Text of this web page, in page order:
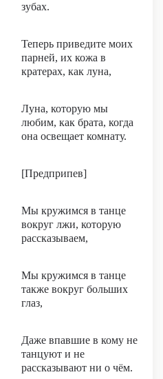
зубах.
Теперь приведите моих
парней, их кожа в
кратерах, как луна,
Луна, которую мы
любим, как брата, когда
она освещает комнату.
[Предприпев]
Мы кружимся в танце
вокруг лжи, которую
рассказываем,
Мы кружимся в танце
также вокруг больших
глаз,
Даже впавшие в кому не
танцуют и не
рассказывают ни о чём.